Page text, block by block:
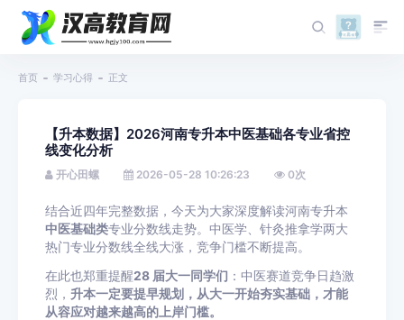
首页 学习心得 正文
【升本数据】2026河南专升本中医基础各专业省控
线变化分析
开心田螺 2026-05-28 10:26:23 0次
结合近四年完整数据，今天为大家深度解读河南专升本
中医基础类专业分数线走势。中医学、针灸推拿学两大
热门专业分数线全线大涨，竞争门槛不断提高。
在此也郑重提醒28 届大一同学们 ：中医赛道竞争日趋激
烈， 升本一定要提早规划，从大一开始夯实基础，才能
从容应对越来越高的上岸门槛。